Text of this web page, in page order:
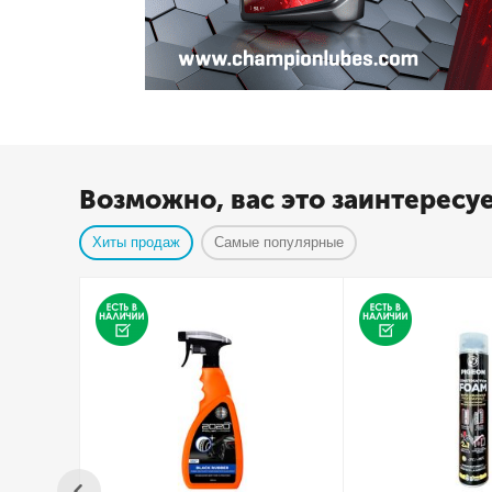
Возможно, вас это
Хиты продаж Самые популярные